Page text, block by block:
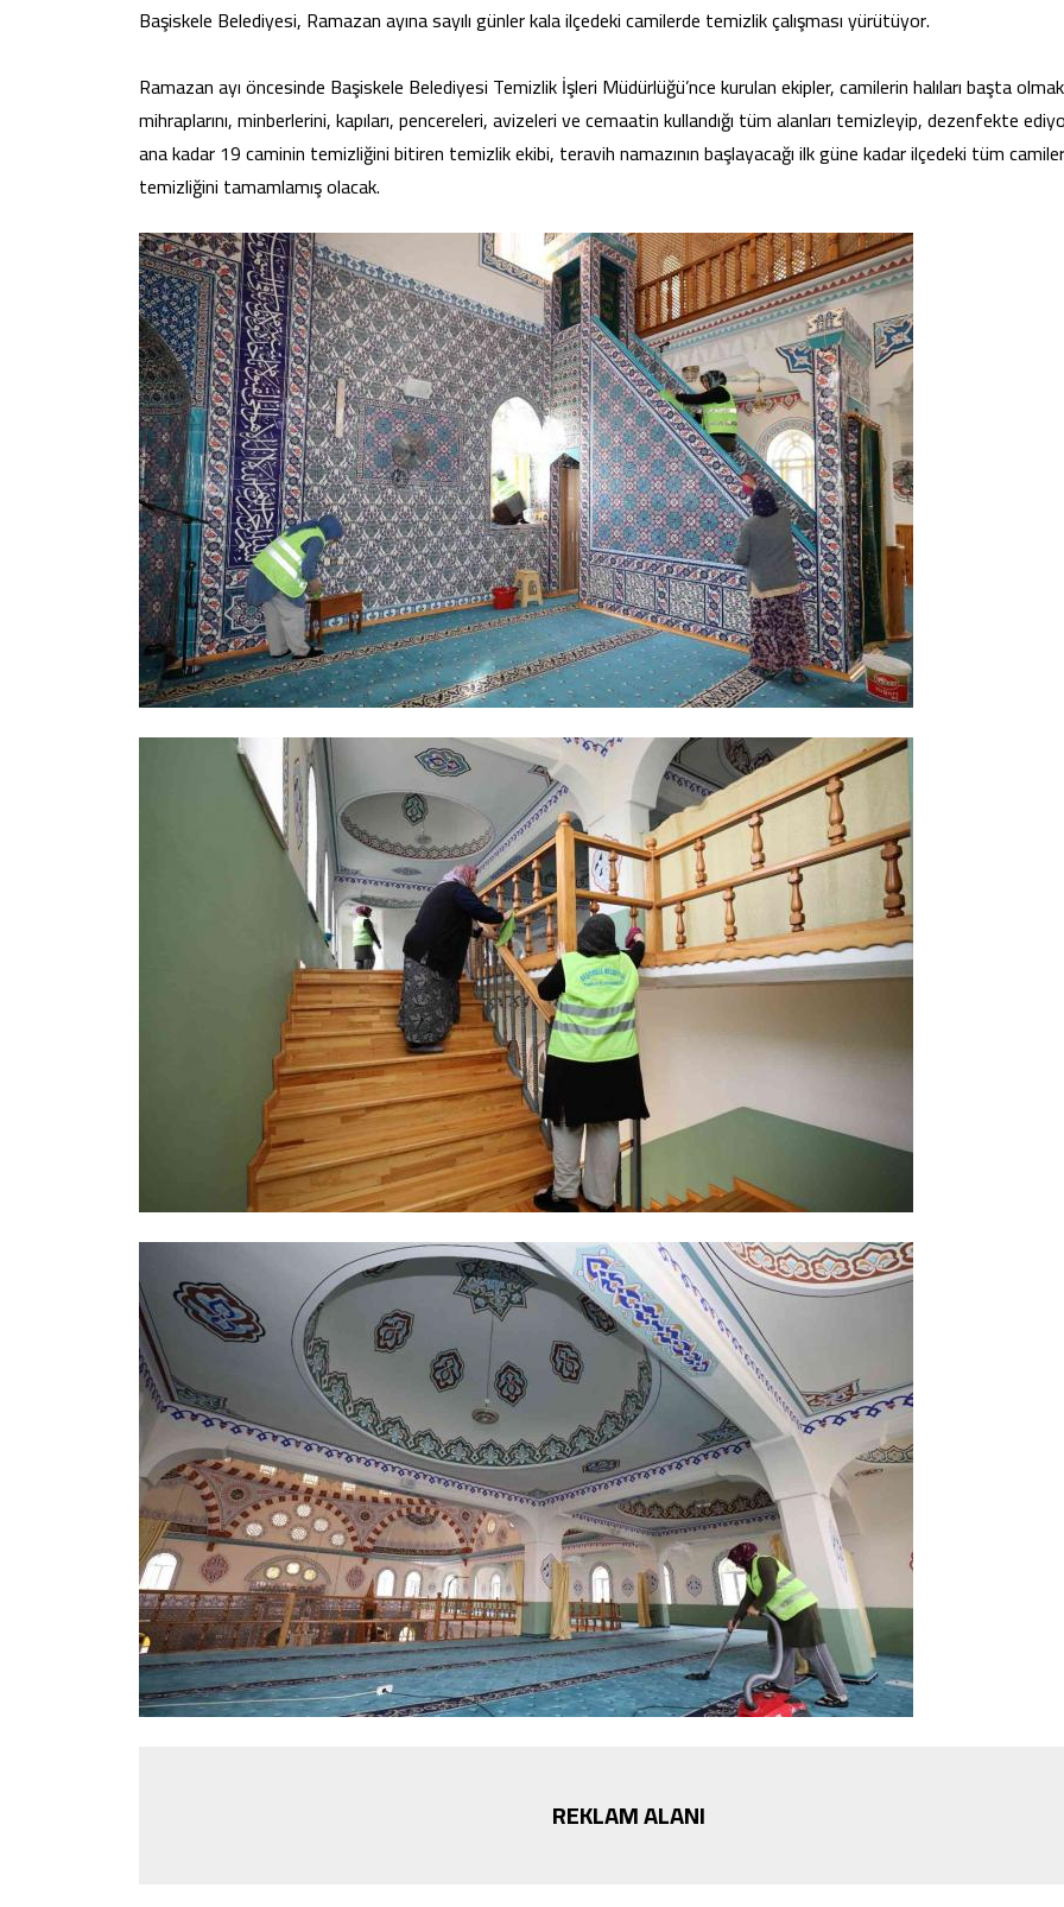
Başiskele Belediyesi, Ramazan ayına sayılı günler kala ilçedeki camilerde temizlik çalışması yürütüyor.
Ramazan ayı öncesinde Başiskele Belediyesi Temizlik İşleri Müdürlüğü’nce kurulan ekipler, camilerin halıları başta
mihraplarını, minberlerini, kapıları, pencereleri, avizeleri ve cemaatin kullandığı tüm alanları temizleyip, dezenfekte
ana kadar 19 caminin temizliğini bitiren temizlik ekibi, teravih namazının başlayacağı ilk güne kadar ilçedeki tüm
temizliğini tamamlamış olacak.
REKLAM ALANI